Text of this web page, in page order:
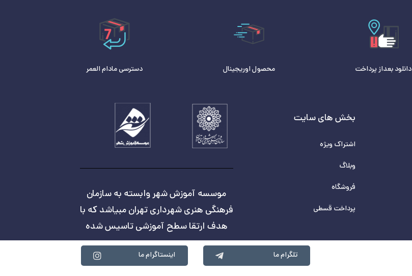
دانلود بعداز پرداخت محصول اوریجینال دسترسی مادام العمر
بخش های سایت
اشتراک ویژه
وبلاگ
فروشگاه
پرداخت قسطی
موسسه آموزش شهر وابسته به سازمان
فرهنگی هنری شهرداری تهران مبیاشد که با
هدف ارتقا سطح آموزشی تاسیس شده
تلگرام ما اینستاگرام ما